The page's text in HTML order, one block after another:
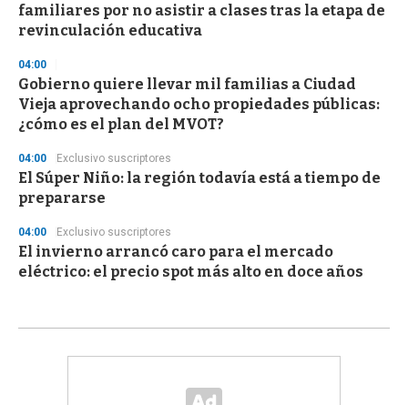
familiares por no asistir a clases tras la etapa de
revinculación educativa
04:00
Gobierno quiere llevar mil familias a Ciudad
Vieja aprovechando ocho propiedades públicas:
¿cómo es el plan del MVOT?
04:00 Exclusivo suscriptores
El Súper Niño: la región todavía está a tiempo de
prepararse
04:00 Exclusivo suscriptores
El invierno arrancó caro para el mercado
eléctrico: el precio spot más alto en doce años